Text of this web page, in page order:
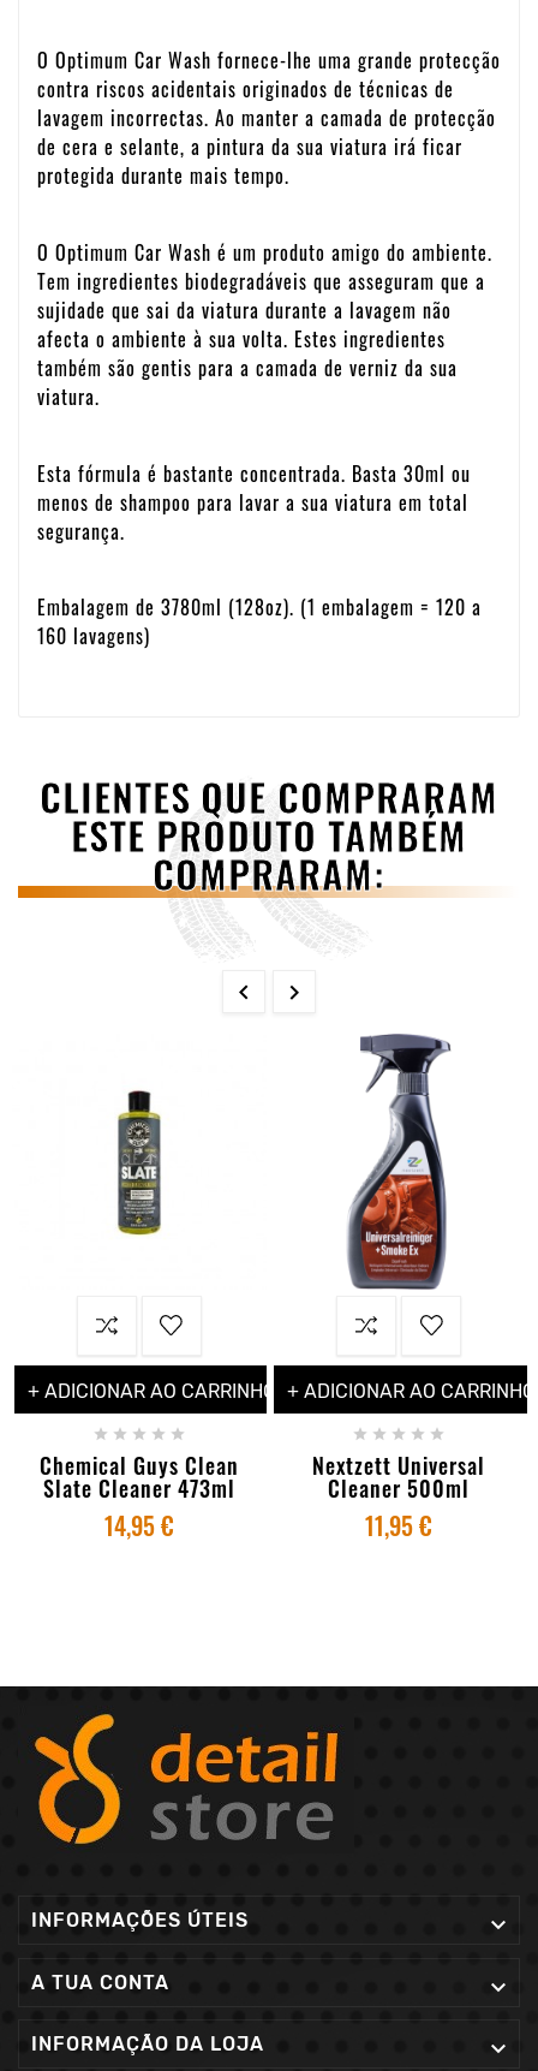
O Optimum Car Wash fornece-lhe uma grande protecção
contra riscos acidentais originados de técnicas de
lavagem incorrectas. Ao manter a camada de protecção
de cera e selante, a pintura da sua viatura irá ficar
protegida durante mais tempo.
O Optimum Car Wash é um produto amigo do ambiente.
Tem ingredientes biodegradáveis que asseguram que a
sujidade que sai da viatura durante a lavagem não
afecta o ambiente à sua volta. Estes ingredientes
também são gentis para a camada de verniz da sua
viatura.
Esta fórmula é bastante concentrada. Basta 30ml ou
menos de shampoo para lavar a sua viatura em total
segurança.
Embalagem de 3780ml (128oz). (1 embalagem = 120 a
160 lavagens)
CLIENTES QUE COMPRARAM
ESTE PRODUTO TAMBÉM
COMPRARAM:
 
+ ADICIONAR AO CARRINHO
    
Chemical Guys Clean
Slate Cleaner 473ml
14,95 €
+ ADICIONAR AO CARRINHO
    
Nextzett Universal
Cleaner 500ml
11,95 €
INFORMAÇÕES ÚTEIS 
A TUA CONTA 
INFORMAÇÃO DA LOJA 